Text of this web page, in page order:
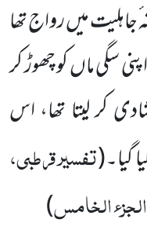
ٔجاہلیت میں رواج تھا
سگی ماں کو چھوڑ کر
کر لیتا تھا، اس
(تفسیر قرطبی،
الخامس)